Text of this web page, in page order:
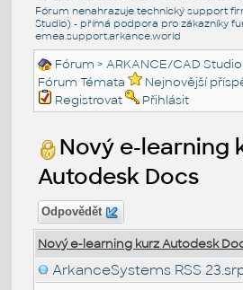
Fórum nenahrazuje technický support
Studio) - přímá podpora pro zákazníky
emea.support.arkance.world
Fórum >ARKANCE/CAD Studio
Fórum Témata
Nejnovější
Registrovat
Přihlásit
Nový e-learning
Autodesk Docs
Odpovědět
Nový e-learning kurz Autodesk
ArkanceSystems RSS